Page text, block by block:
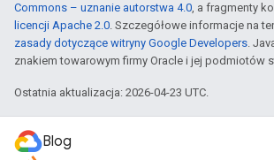
Commons – uznanie autorstwa 4.0, a fragmenty
licencji Apache 2.0. Szczegółowe informacje na
zasady dotyczące witryny Google Developers.
znakiem towarowym firmy Oracle i jej podmiotów
Ostatnia aktualizacja: 2026-04-23 UTC.
Blog